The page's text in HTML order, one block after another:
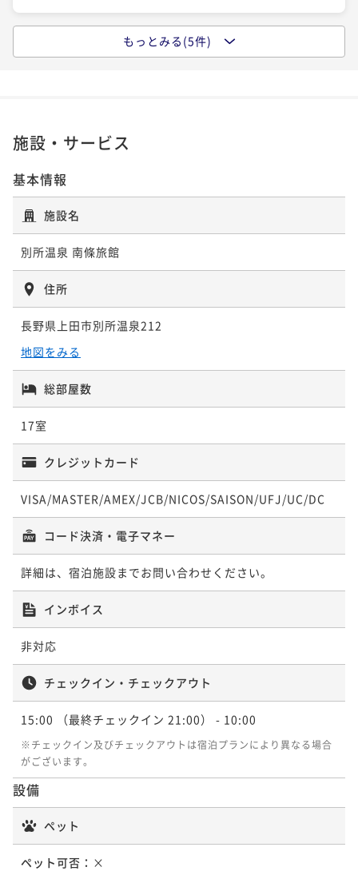
【松茸味わいプラン】秋の味覚・松茸を味わう秋の七
【松茸の炭火焼き】秋の味覚松茸を贅沢に味わう旬会
¥78,540~
【1泊朝食付】 気軽な信州旅行・出張に1泊朝食付きプ
【1泊2食付】季節の旬菜コース
二食付き 現地決済可 事前決済可
IN 15:00 - 18:00 OUT10:00
¥43,890~
ファミリープラン【添い寝幼児無料】お子様歓迎！家
族で過ごす温泉旅行
二食付き 現地決済可
【松茸味わいプラン】秋の味覚・松茸を味わう秋の七
苦離コース
二食付き 現地決済可 事前決済可
IN 15:00 - 18:00 OUT10:00
ポイント即利用で最大5％OFF
【松茸の炭火焼き】秋の味覚松茸を贅沢に味わう旬会
席
二食付き 現地決済可 事前決済可
IN 15:00 - 18:00 OUT10:00
ポイント即利用で 最大5％OFF
2名 ¥ 83,391 ~
もっとみる(5件)
施設・サービス
基本情報
施設名
別所温泉 南條旅館
住所
長野県上田市別所温泉212
地図をみる
総部屋数
17室
クレジットカード
VISA/MASTER/AMEX/JCB/NICOS/SAISON/UFJ/UC/DC
コード決済・電子マネー
詳細は、宿泊施設までお問い合わせください。
インボイス
非対応
チェックイン・チェックアウト
15:00 （最終チェックイン 21:00） - 10:00
※チェックイン及びチェックアウトは宿泊プランにより異なる場合
がございます。
設備
ペット
ペット可否： ×